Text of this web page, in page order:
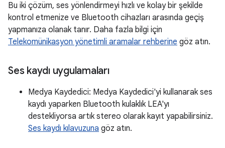
Bu iki çözüm, ses yönlendirmeyi hızlı ve kolay bir şekilde
kontrol etmenize ve Bluetooth cihazları arasında geçiş
yapmanıza olanak tanır. Daha fazla bilgi için
Telekomünikasyon yönetimli aramalar rehberine göz atın.
Ses kaydı uygulamaları
Medya Kaydedici: Medya Kaydedici'yi kullanarak ses
kaydı yaparken Bluetooth kulaklık LEA'yı
destekliyorsa artık stereo olarak kayıt yapabilirsiniz.
Ses kaydı kılavuzuna göz atın.